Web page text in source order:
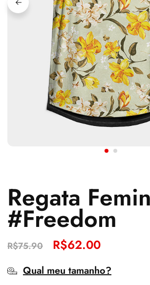
Regata
#Freedom
R$75.90 R$62.00
Qual meu tamanho?